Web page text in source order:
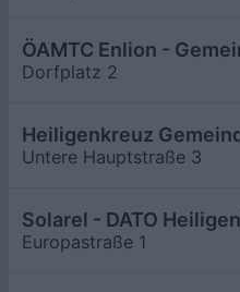
ÖAMTC Enlion -
Dorfplatz 2
Heiligenkreuz
Untere Hauptstraße 3
Solarel - DATO
Europastraße 1